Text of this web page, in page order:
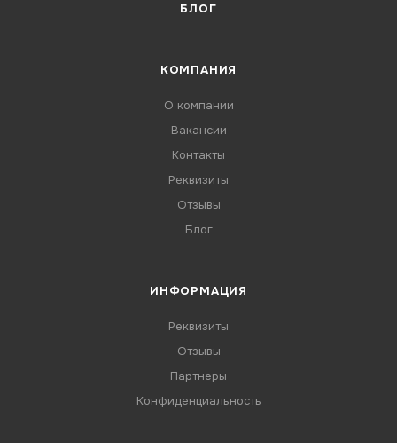
БЛОГ
КОМПАНИЯ
О компании
Вакансии
Контакты
Реквизиты
Отзывы
Блог
ИНФОРМАЦИЯ
Реквизиты
Отзывы
Партнеры
Конфиденциальность